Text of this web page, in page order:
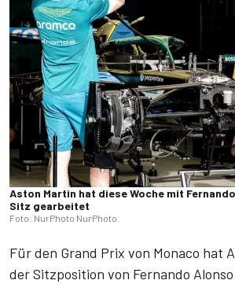
Aston Martin hat diese Woche mit
Sitz gearbeitet
Foto: NurPhoto NurPhoto
Für den Grand Prix von Monaco hat
der Sitzposition von Fernando